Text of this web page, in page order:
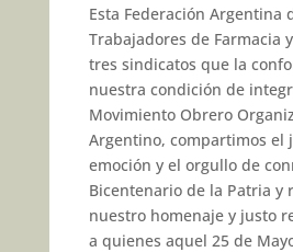
Esta Federación Argentina
Trabajadores de Farmacia
tres sindicatos que la
nuestra condi­ción de
Movimien­to Obrero
Argentino, compartimos el
emoción y el orgullo de
Bicentenario de la Patria y
nuestro homenaje y justo
a quienes aquel 25 de